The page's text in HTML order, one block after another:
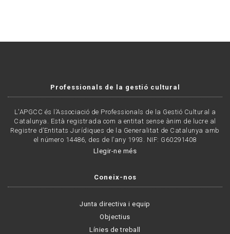
Professionals de la gestió cultural
L'APGCC és l’Associació de Professionals de la Gestió Cultural a
Catalunya. Està registrada com a entitat sense ànim de lucre al
Registre d’Entitats Jurídiques de la Generalitat de Catalunya amb
el número 14486, des de l’any 1993. NIF: G60291408
Llegir-ne més
Coneix-nos
Junta directiva i equip
Objectius
Línies de treball